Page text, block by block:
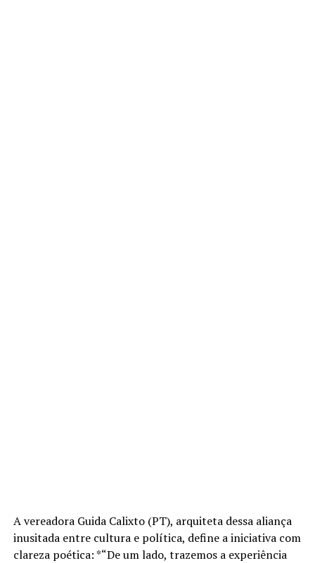
A vereadora Guida Calixto (PT), arquiteta dessa aliança
inusitada entre cultura e política, define a iniciativa com
clareza poética: *“De um lado, trazemos a experiência